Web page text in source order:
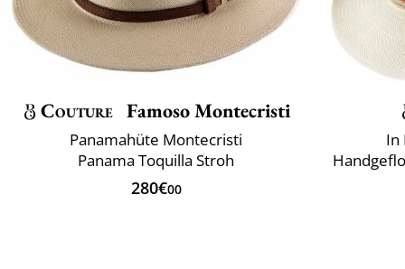
Couture Famoso Montecristi
Panamahüte Montecristi
Panama Toquilla Stroh
280€00
In